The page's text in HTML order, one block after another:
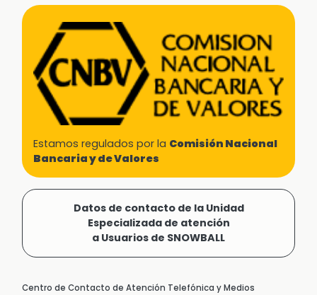
Estamos regulados por la Comisión Nacional
Bancaria y de Valores
Datos de contacto de la Unidad
Especializada de atención
a Usuarios de SNOWBALL
Centro de Contacto de Atención Telefónica y Medios